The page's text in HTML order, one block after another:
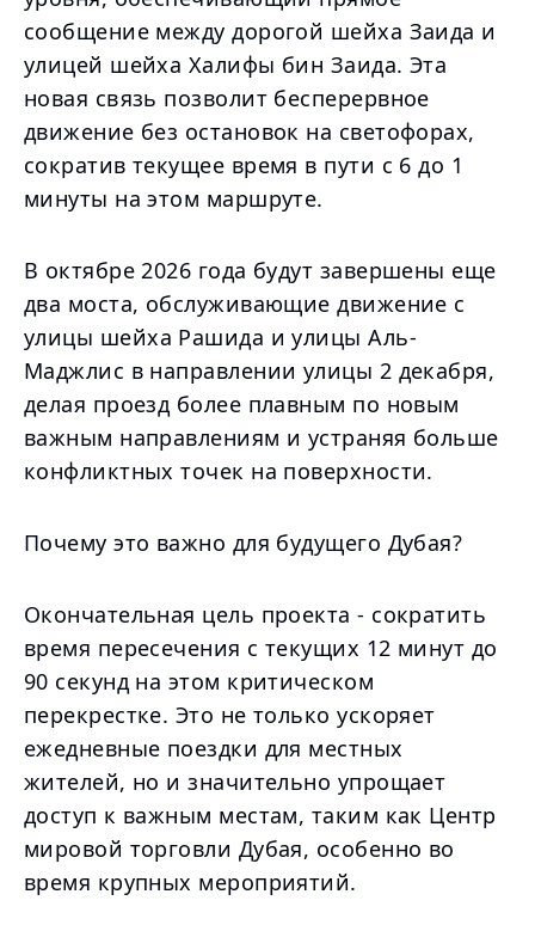
сообщение между дорогой шейха Заида и
улицей шейха Халифы бин Заида. Эта
новая связь позволит бесперервное
движение без остановок на светофорах,
сократив текущее время в пути с 6 до 1
минуты на этом маршруте.
В октябре 2026 года будут завершены еще
два моста, обслуживающие движение с
улицы шейха Рашида и улицы Аль-
Маджлис в направлении улицы 2 декабря,
делая проезд более плавным по новым
важным направлениям и устраняя больше
конфликтных точек на поверхности.
Почему это важно для будущего Дубая?
Окончательная цель проекта - сократить
время пересечения с текущих 12 минут до
90 секунд на этом критическом
перекрестке. Это не только ускоряет
ежедневные поездки для местных
жителей, но и значительно упрощает
доступ к важным местам, таким как Центр
мировой торговли Дубая, особенно во
время крупных мероприятий.